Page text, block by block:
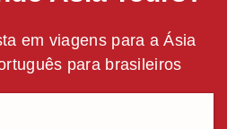
em viagens para a Ásia
para brasileiros